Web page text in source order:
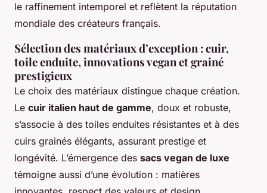
le raffinement intemporel et reflètent la réputation
mondiale des créateurs français.
Sélection des matériaux d’exception : cuir,
toile enduite, innovations vegan et grainé
prestigieux
Le choix des matériaux distingue chaque création.
Le cuir italien haut de gamme, doux et robuste,
s’associe à des toiles enduites résistantes et à des
cuirs grainés élégants, assurant prestige et
longévité. L’émergence des sacs vegan de luxe
témoigne aussi d’une évolution : matières